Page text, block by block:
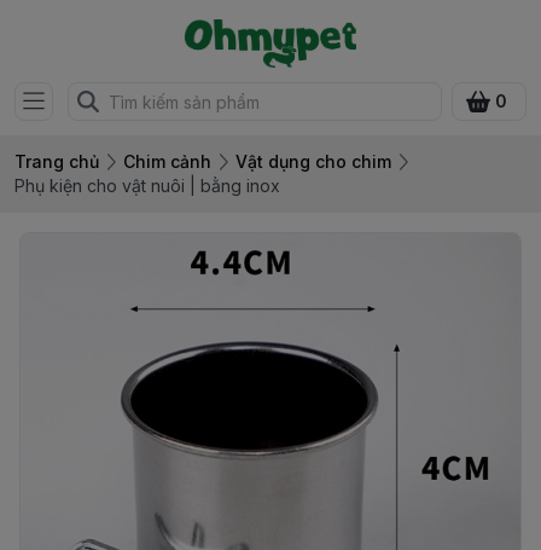
0
Trang chủ Chim cảnh
Vật dụng cho chim
Phụ kiện cho vật nuôi | bằng inox